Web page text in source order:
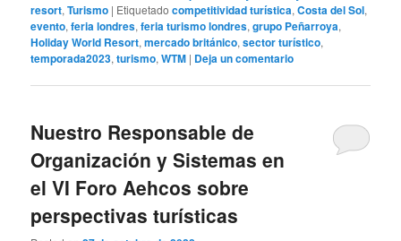
resort,Turismo | Etiquetado competitividad turística,Costa del Sol,
evento,feria londres,feria turismo londres,grupo Peñarroya,
Holiday World Resort,mercado británico,sector turístico,
temporada2023,turismo,WTM | Deja un comentario
Nuestro Responsable de
Organización y Sistemas en
el VI Foro Aehcos sobre
perspectivas turísticas